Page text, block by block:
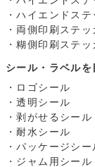
ハイエンドス
両側印刷ステッ
糊側印刷ステッ
シール・ラベル
ロゴシール
透明シール
剥がせるシール
耐水シール
パッケージシー
ジャム用シール